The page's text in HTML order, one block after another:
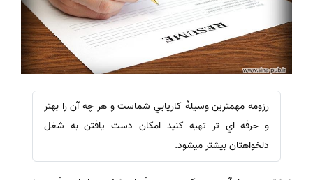
رزومه مهمترين وسيلۀ كاريابي شماست و هر چه آن را بهتر
و حرفه اي تر تهيه كنيد امكان دست يافتن به شغل
دلخواهتان بيشتر ميشود.